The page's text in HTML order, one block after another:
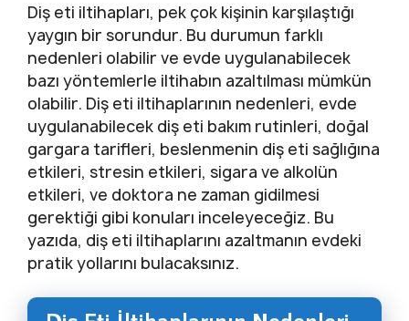
Diş eti iltihapları, pek çok kişinin karşılaştığı
yaygın bir sorundur. Bu durumun farklı
nedenleri olabilir ve evde uygulanabilecek
bazı yöntemlerle iltihabın azaltılması mümkün
olabilir. Diş eti iltihaplarının nedenleri, evde
uygulanabilecek diş eti bakım rutinleri, doğal
gargara tarifleri, beslenmenin diş eti sağlığına
etkileri, stresin etkileri, sigara ve alkolün
etkileri, ve doktora ne zaman gidilmesi
gerektiği gibi konuları inceleyeceğiz. Bu
yazıda, diş eti iltihaplarını azaltmanın evdeki
pratik yollarını bulacaksınız.